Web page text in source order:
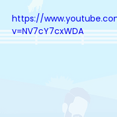
https://
v=NV7cY7cxWDA